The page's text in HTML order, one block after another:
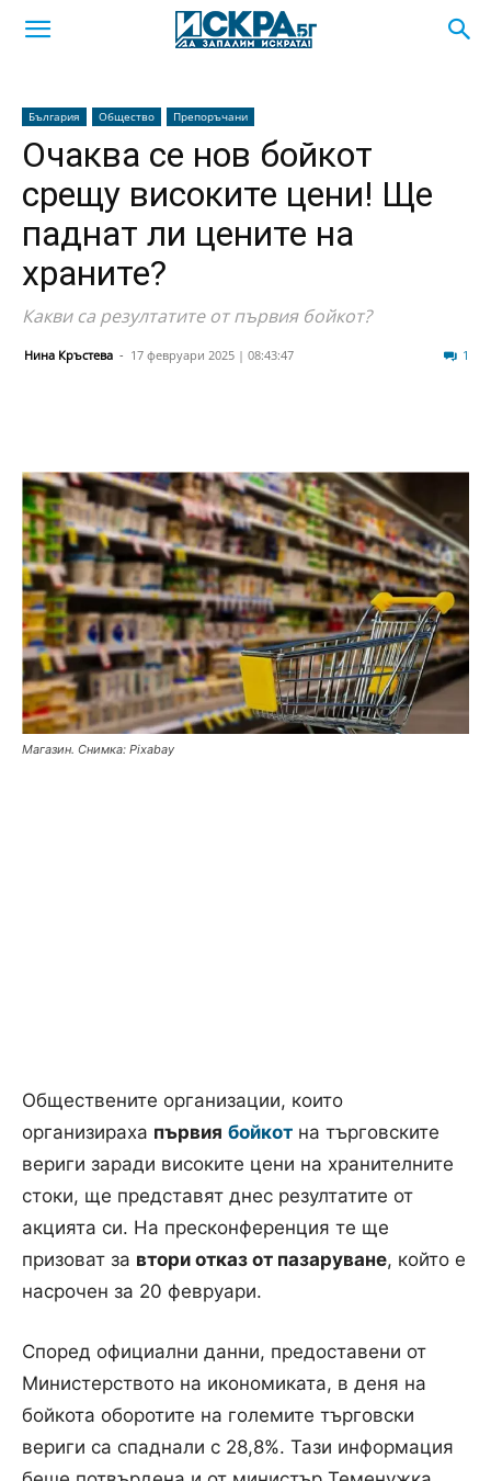
България Общество Препоръчани
Очаква се нов бойкот
срещу високите цени! Ще
паднат ли цените на
храните?
Какви са резултатите от първия бойкот?
Нина Кръстева - 17 февруари 2025 | 08:43:47 1
Магазин. Снимка: Pixabay
Обществените организации, които
организираха първия бойкот на търговските
вериги заради високите цени на хранителните
стоки, ще представят днес резултатите от
акцията си. На пресконференция те ще
призоват за втори отказ от пазаруване, който е
насрочен за 20 февруари.
Според официални данни, предоставени от
Министерството на икономиката, в деня на
бойкота оборотите на големите търговски
вериги са спаднали с 28,8%. Тази информация